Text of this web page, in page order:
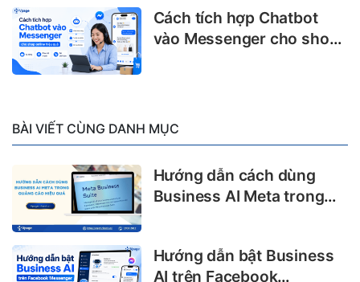
Cách tích hợp Chatbot
vào Messenger cho shop
BÀI VIẾT CÙNG DANH MỤC
Hướng dẫn cách dùng
Business AI Meta trong
Hướng dẫn bật Business
AI trên Facebook